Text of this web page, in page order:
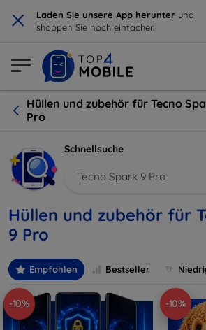
× Laden Sie unsere App herunter und
shoppen Sie noch einfacher.
Hüllen und zubehör für Tecno
Pro
Schnellsuche
Tecno Spark 9 Pro
Hüllen und zubehör für
9 Pro
Empfohlen Bestseller
-10% -10%